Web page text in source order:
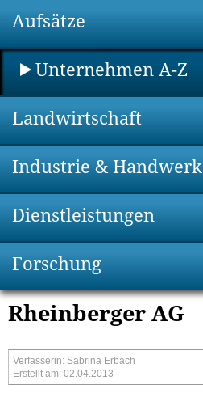
Aufsätze
Unternehmen A-Z
Landwirtschaft
Industrie & Handwerk
Dienstleistungen
Forschung
Rheinberger AG
Verfasserin: Sabrina Erbach
Erstellt am: 02.04.2013